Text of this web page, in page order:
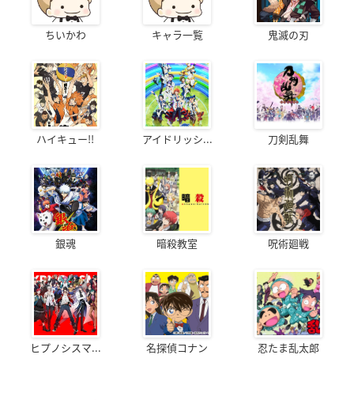
ちいかわ キャラ一覧 鬼滅の刃
ハイキュー!! アイドリッシ... 刀剣乱舞
銀魂 暗殺教室 呪術廻戦
ヒプノシスマ... 名探偵コナン 忍たま乱太郎